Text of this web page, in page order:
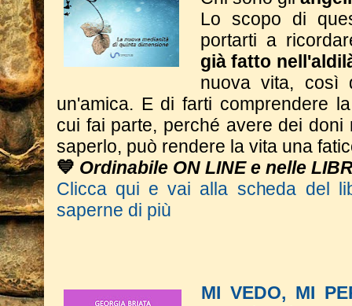
Lo scopo di
portarti a
già fatto
nuova vita, così
un'amica. E di farti comprendere
cui fai parte, perché avere dei doni
saperlo, può rendere la vita una
💙 Ordinabile ON LINE e nelle
Clicca qui e vai alla scheda del
saperne di più
MI VEDO, MI